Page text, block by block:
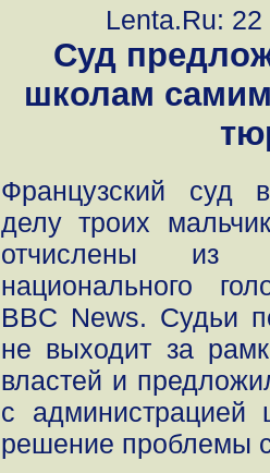
Lenta.Ru: 22
Суд
школам
Французский суд
делу троих
отчислены
национального
BBC News. Судьи
не выходит за
властей и
с
решение проблемы